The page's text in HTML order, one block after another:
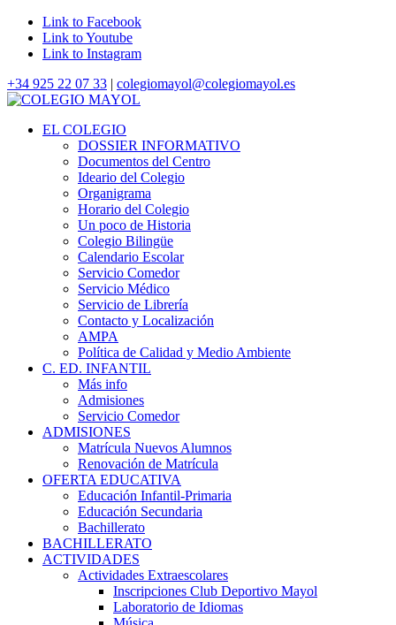
Link to Facebook
Link to Youtube
Link to Instagram
+34 925 22 07 33 | colegiomayol@colegiomayol.es
EL COLEGIO
DOSSIER INFORMATIVO
Documentos del Centro
Ideario del Colegio
Organigrama
Horario del Colegio
Un poco de Historia
Colegio Bilingüe
Calendario Escolar
Servicio Comedor
Servicio Médico
Servicio de Librería
Contacto y Localización
AMPA
Política de Calidad y Medio Ambiente
C. ED. INFANTIL
Más info
Admisiones
Servicio Comedor
ADMISIONES
Matrícula Nuevos Alumnos
Renovación de Matrícula
OFERTA EDUCATIVA
Educación Infantil-Primaria
Educación Secundaria
Bachillerato
BACHILLERATO
ACTIVIDADES
Actividades Extraescolares
Inscripciones Club Deportivo Mayol
Laboratorio de Idiomas